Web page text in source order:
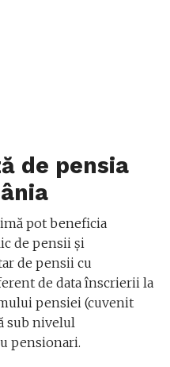
de pensia
pot beneficia
de pensii și
de pensii cu
de data înscrierii la
pensiei (cuvenit
sub nivelul
pensionari.